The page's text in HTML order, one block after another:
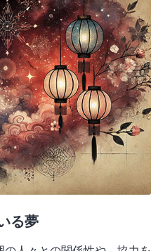
る夢